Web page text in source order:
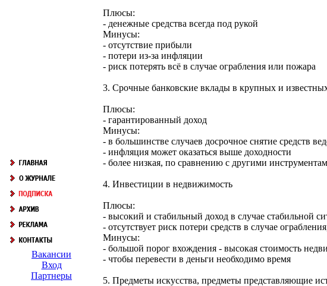
Вакансии
Вход
Партнеры
Плюсы:
- денежные средства всегда под рукой
Минусы:
- отсутствие прибыли
- потери из-за инфляции
- риск потерять всё в случае ограбления или пожара
3. Срочные банковские вклады в крупных и
Плюсы:
- гарантированный доход
Минусы:
- в большинстве случаев досрочное снятие средств
- инфляция может оказаться выше доходности
- более низкая, по сравнению с другими
4. Инвестиции в недвижимость
Плюсы:
- высокий и стабильный доход в случае стабильной
- отсутствует риск потери средств в случае
Минусы:
- большой порог вхождения - высокая стоимость
- чтобы перевести в деньги необходимо время
5. Предметы искусства, предметы представляющие